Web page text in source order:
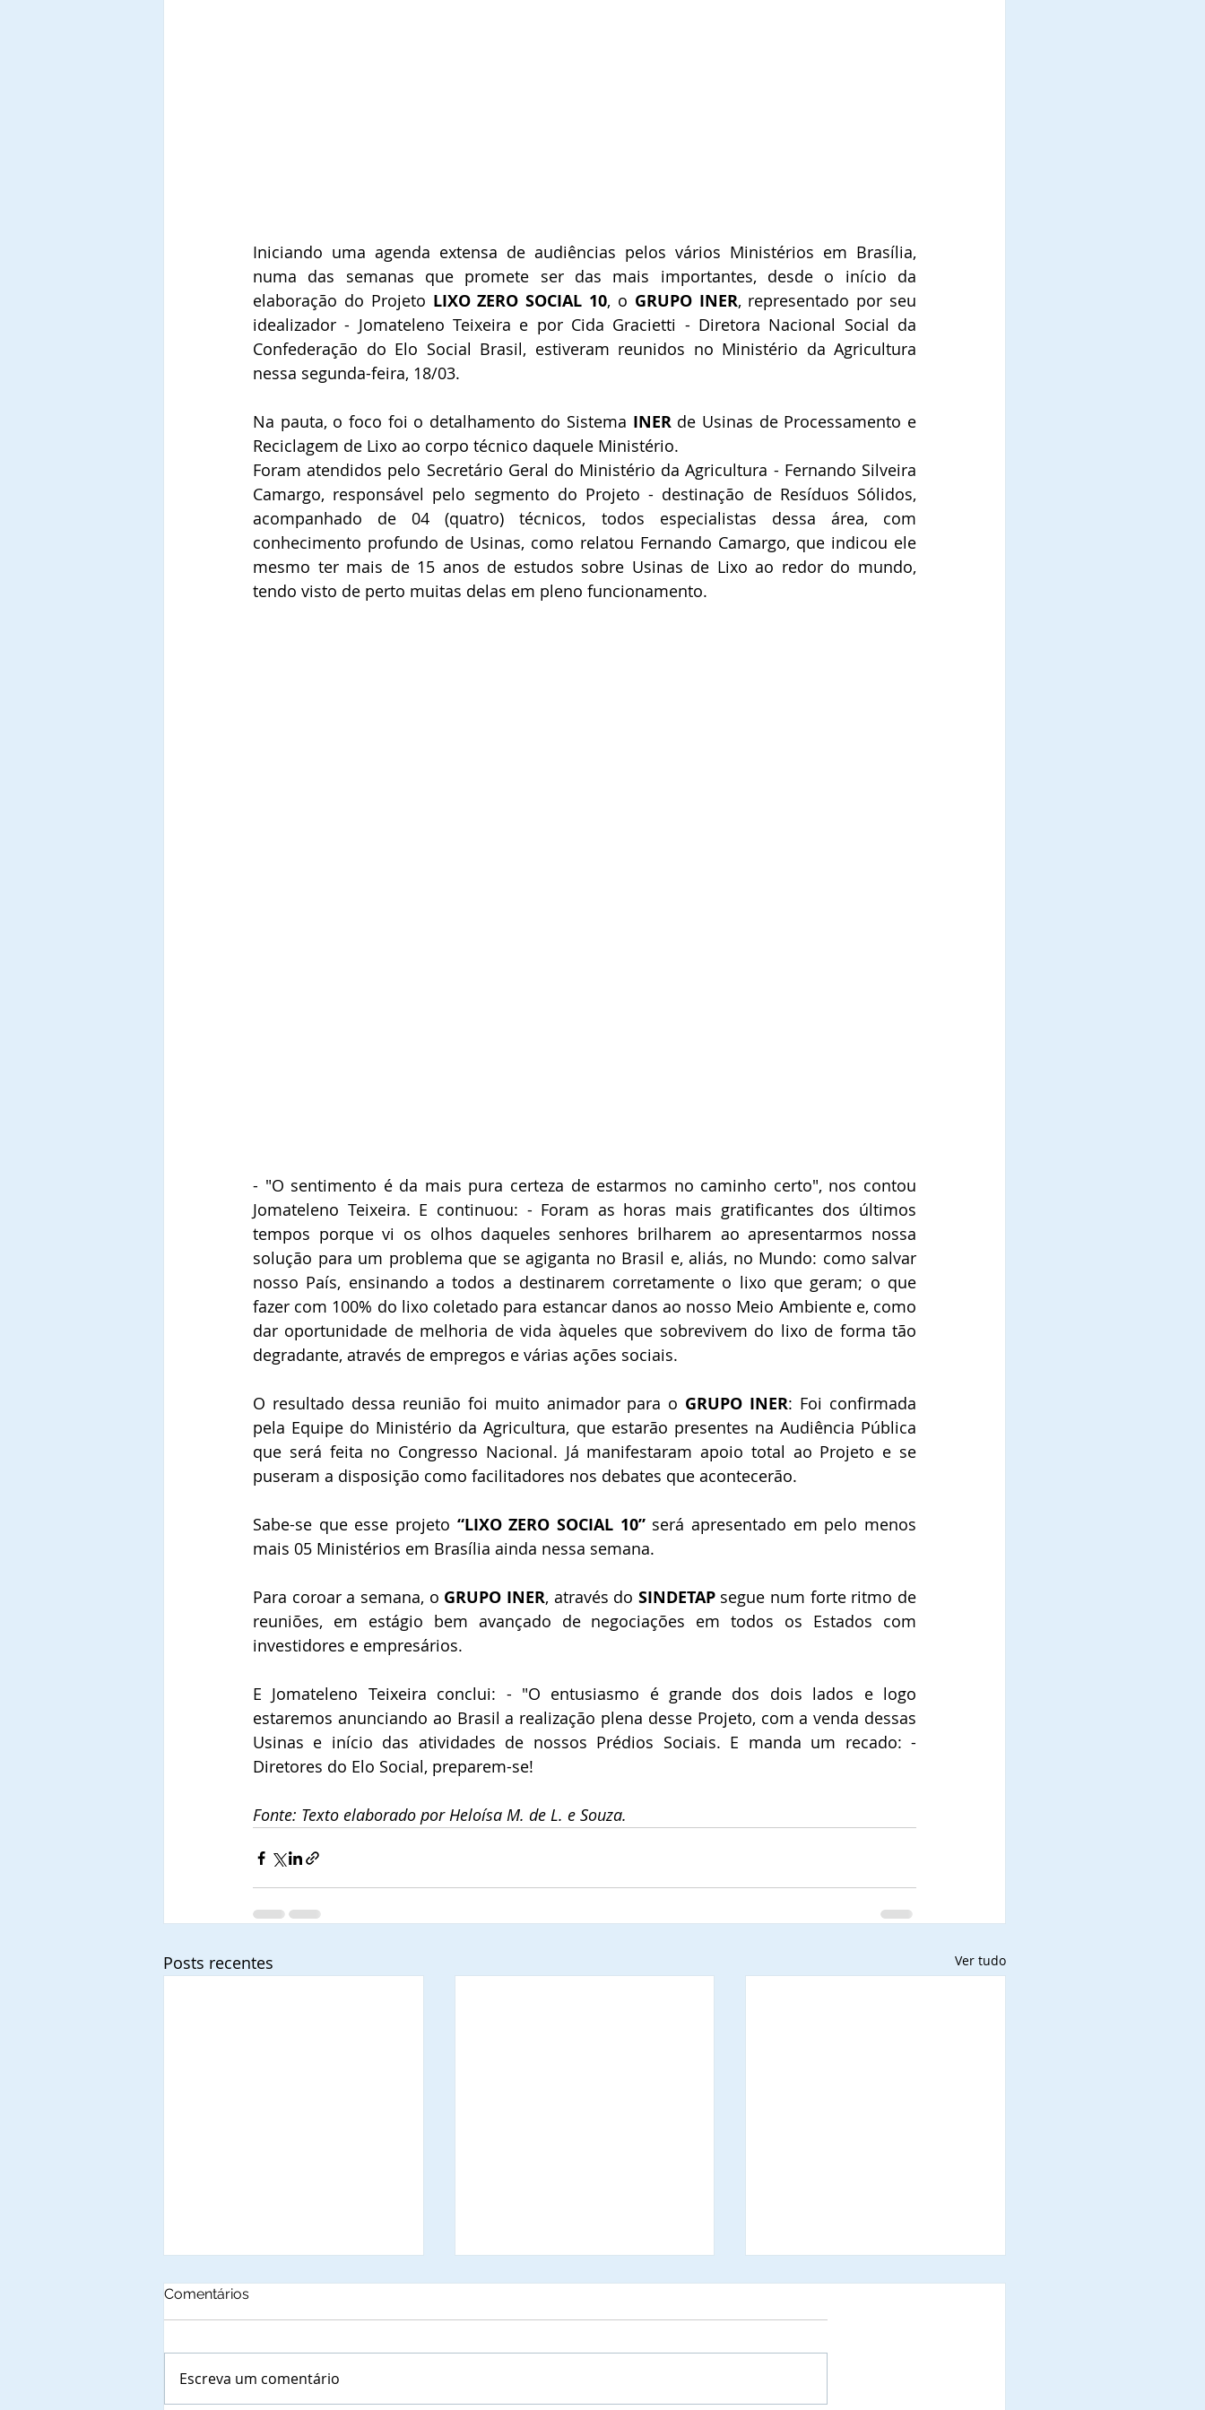
Iniciando uma agenda extensa de audiências pelos vários Ministérios em Brasília,
numa das semanas que promete ser das mais importantes, desde o início da
elaboração do Projeto LIXO ZERO SOCIAL 10, o GRUPO INER, representado por seu
idealizador - Jomateleno Teixeira e por Cida Gracietti - Diretora Nacional Social da
Confederação do Elo Social Brasil, estiveram reunidos no Ministério da Agricultura
nessa segunda-feira, 18/03.
Na pauta, o foco foi o detalhamento do Sistema INER de Usinas de Processamento e
Reciclagem de Lixo ao corpo técnico daquele Ministério.
Foram atendidos pelo Secretário Geral do Ministério da Agricultura - Fernando Silveira
Camargo, responsável pelo segmento do Projeto - destinação de Resíduos Sólidos,
acompanhado de 04 (quatro) técnicos, todos especialistas dessa área, com
conhecimento profundo de Usinas, como relatou Fernando Camargo, que indicou ele
mesmo ter mais de 15 anos de estudos sobre Usinas de Lixo ao redor do mundo,
tendo visto de perto muitas delas em pleno funcionamento.
- "O sentimento é da mais pura certeza de estarmos no caminho certo", nos contou
Jomateleno Teixeira. E continuou: - Foram as horas mais gratificantes dos últimos
tempos porque vi os olhos daqueles senhores brilharem ao apresentarmos nossa
solução para um problema que se agiganta no Brasil e, aliás, no Mundo: como salvar
nosso País, ensinando a todos a destinarem corretamente o lixo que geram; o que
fazer com 100% do lixo coletado para estancar danos ao nosso Meio Ambiente e, como
dar oportunidade de melhoria de vida àqueles que sobrevivem do lixo de forma tão
degradante, através de empregos e várias ações sociais.
O resultado dessa reunião foi muito animador para o GRUPO INER: Foi confirmada
pela Equipe do Ministério da Agricultura, que estarão presentes na Audiência Pública
que será feita no Congresso Nacional. Já manifestaram apoio total ao Projeto e se
puseram a disposição como facilitadores nos debates que acontecerão.
Sabe-se que esse projeto “LIXO ZERO SOCIAL 10” será apresentado em pelo menos
mais 05 Ministérios em Brasília ainda nessa semana.
Para coroar a semana, o GRUPO INER, através do SINDETAP segue num forte ritmo de
reuniões, em estágio bem avançado de negociações em todos os Estados com
investidores e empresários.
E Jomateleno Teixeira conclui: - "O entusiasmo é grande dos dois lados e logo
estaremos anunciando ao Brasil a realização plena desse Projeto, com a venda dessas
Usinas e início das atividades de nossos Prédios Sociais. E manda um recado: -
Diretores do Elo Social, preparem-se!
Fonte: Texto elaborado por Heloísa M. de L. e Souza.
Posts recentes Ver tudo
Comentários
Escreva um comentário